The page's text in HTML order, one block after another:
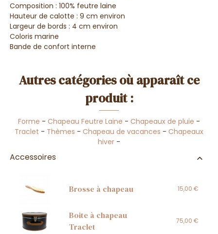
Composition : 100% feutre laine
Hauteur de calotte : 9 cm environ
Largeur de bords : 4 cm environ
Coloris marine
Bande de confort interne
Autres catégories où apparaît ce
produit :
Forme - Chapeau Feutre Laine - Chapeaux de pluie -
Traclet - Thèmes - Chapeau de vacances - Chapeaux
hiver -
Accessoires
Brosse à chapeau 15,00 €
Boite à chapeau
Traclet
75,00 €